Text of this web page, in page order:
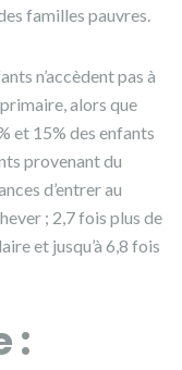
familles pauvres.
n’accèdent pas à
primaire, alors que
et 15% des enfants
provenant du
d’entrer au
; 2,7 fois plus de
et jusqu’à 6,8 fois
: